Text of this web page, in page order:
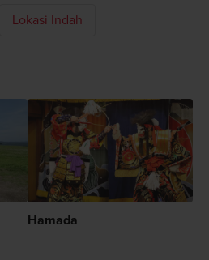
Lokasi Indah
Hamada